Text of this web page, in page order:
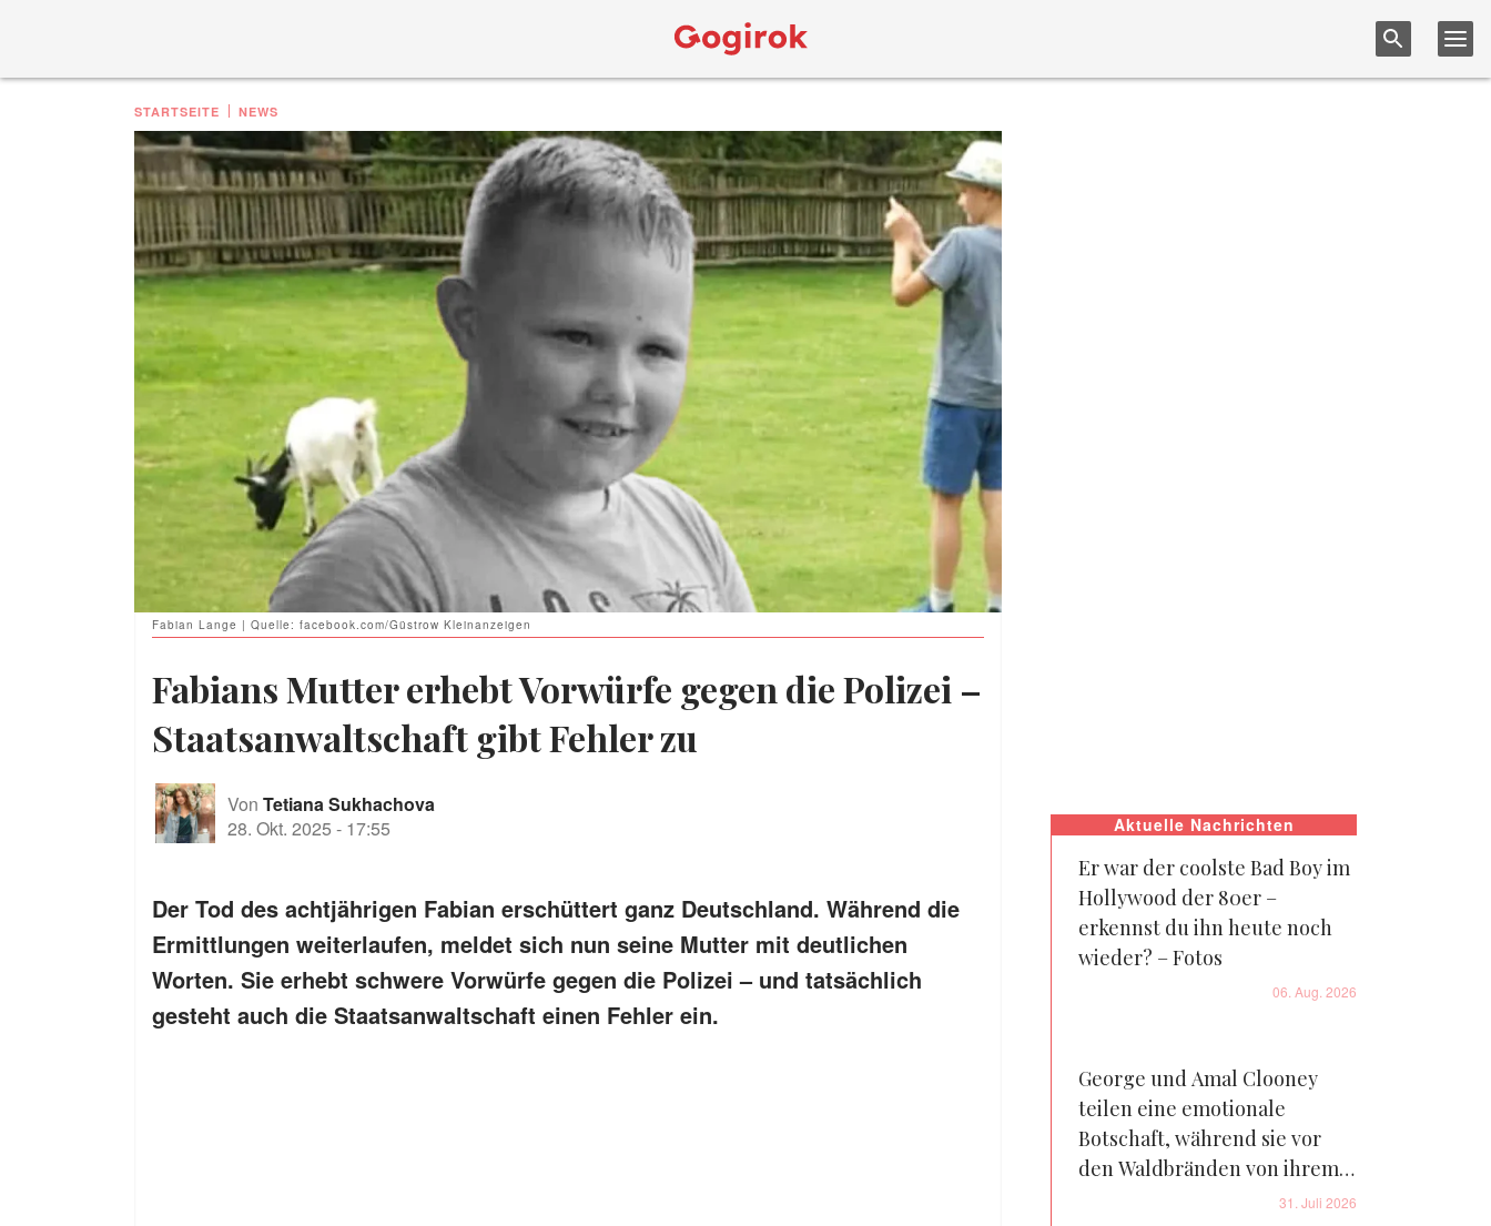
STARTSEITE NEWS
Fabian Lange | Quelle: facebook.com/Güstrow Kleinanzeigen
Fabians Mutter erhebt Vorwürfe gegen die Polizei –
Staatsanwaltschaft gibt Fehler zu
Von Tetiana Sukhachova
28. Okt. 2025 - 17:55
Der Tod des achtjährigen Fabian erschüttert ganz Deutschland. Während die
Ermittlungen weiterlaufen, meldet sich nun seine Mutter mit deutlichen
Worten. Sie erhebt schwere Vorwürfe gegen die Polizei – und tatsächlich
gesteht auch die Staatsanwaltschaft einen Fehler ein.
Aktuelle Nachrichten
Er war der coolste Bad Boy im
Hollywood der 80er –
erkennst du ihn heute noch
wieder? – Fotos
06. Aug. 2026
George und Amal Clooney
teilen eine emotionale
Botschaft, während sie vor
den Waldbränden von ihrem
Bauernhof in Frankreich31. Juli 2026